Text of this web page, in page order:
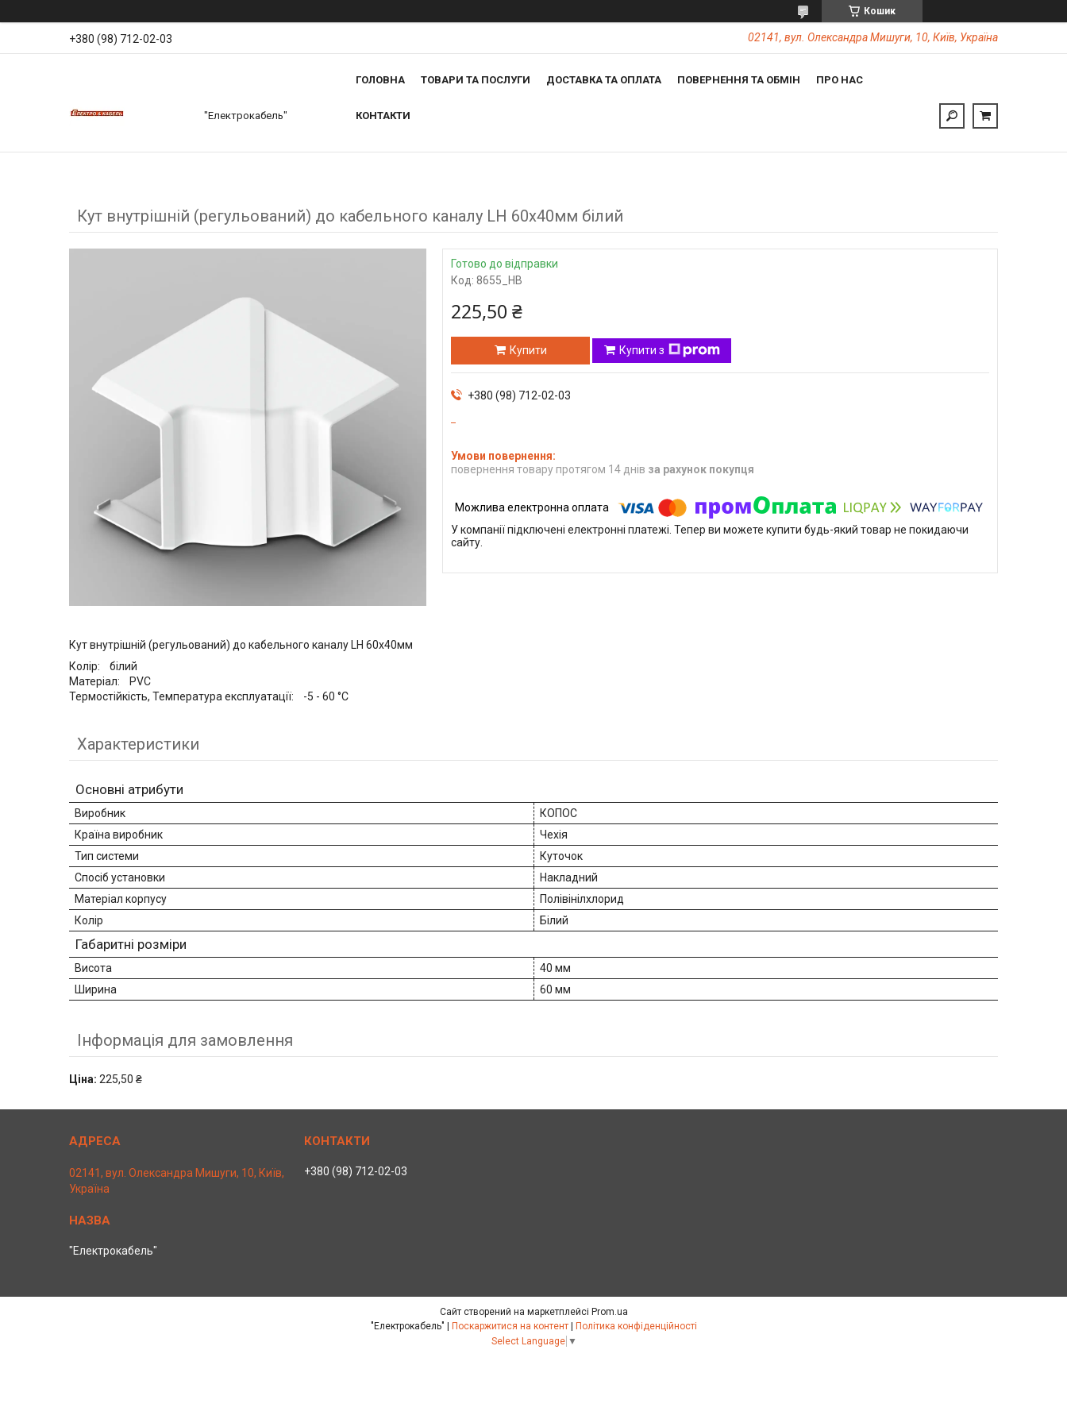
Кошик
+380 (98) 712-02-03 02141, вул. Олександра Мишуги, 10, Київ, Україна
"Електрокабель"
ГОЛОВНА ТОВАРИ ТА ПОСЛУГИ ДОСТАВКА ТА ОПЛАТА ПОВЕРНЕННЯ ТА ОБМІН ПРО НАС
КОНТАКТИ
Кут внутрішній (регульований) до кабельного каналу LH 60x40мм білий
Готово до відправки
Код: 8655_HB
225,50 ₴
Купити Купити з
+380 (98) 712-02-03
повернення товару протягом 14 днів за рахунок покупця
У компанії підключені електронні платежі. Тепер ви можете купити будь-який товар не покидаючи
сайту.
Кут внутрішній (регульований) до кабельного каналу LH 60x40мм
Колір: білий
Матеріал: PVC
Термостійкість, Температура експлуатації: -5 - 60 °C
Характеристики
Основні атрибути
Виробник
КОПОС
Країна виробник
Чехія
Тип системи
Куточок
Спосіб установки
Накладний
Матеріал корпусу
Полівінілхлорид
Колір
Білий
Габаритні розміри
Висота
40 мм
Ширина
60 мм
Інформація для замовлення
Ціна: 225,50 ₴
02141, вул. Олександра Мишуги, 10, Київ,
Україна
"Електрокабель"
+380 (98) 712-02-03
Сайт створений на маркетплейсі Prom.ua
Поскаржитися на контент
Політика конфіденційності
Select Language ▼